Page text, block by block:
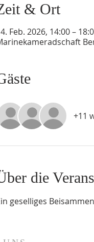
& Ort
Feb. 2026, 14:00 –
+11
die
geselliges